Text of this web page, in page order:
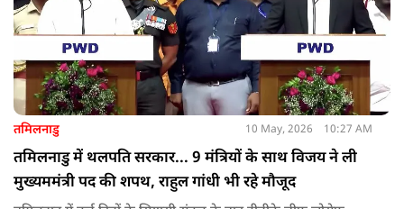
तमिलनाडु 10 May, 2026 10:27 AM
तमिलनाडु में थलपति सरकार... 9 मंत्रियों के साथ विजय ने ली
मुख्यममंत्री पद की शपथ, राहुल गांधी भी रहे मौजूद